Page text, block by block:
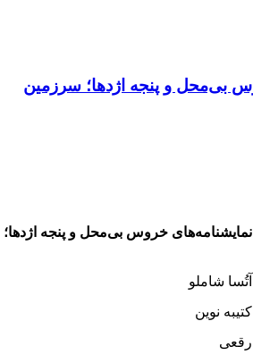
بی‌محل و پنجه اژدها؛ سرزمین
نمایشنامه‌های خروس بی‌محل و پنجه
آتُسا شاملو
کتیبه نوین
رقعی